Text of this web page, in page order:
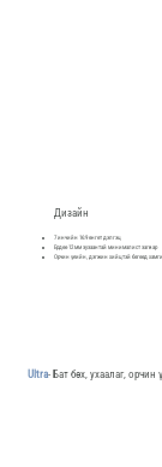
Дизайн
7 инчийн 16:9 өнгөт дэлгэц
Ердөө 12 мм зузаантай минималист загвар
Орчин үеийн, дэгжин хийцтэй бөгөөд
Ultra- Бат бөх, ухаалаг,